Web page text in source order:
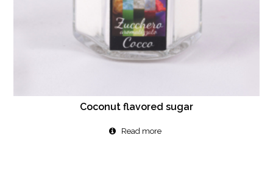
Coconut flavored sugar
Read more